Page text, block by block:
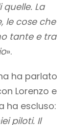
La
le cose che
tante e tra
».
ha parlato
Lorenzo e
ha escluso:
piloti. Il